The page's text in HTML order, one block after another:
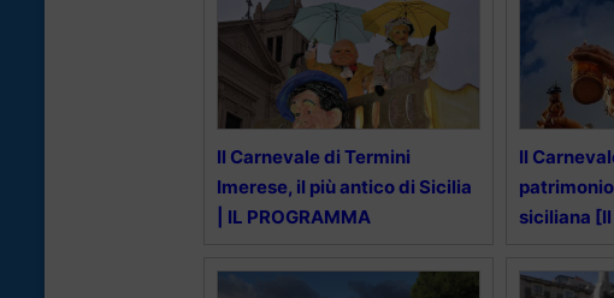
Il Carnevale di Termini
Imerese, il più antico di Sicilia
| IL PROGRAMMA
Il
siciliana